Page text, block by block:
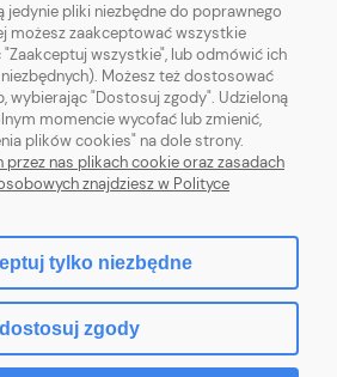
pasmanteria. Włóczki wełniane. Włóczki
ręcznie farbowane.
internetowy Shoper.pl
jedynie pliki niezbędne do poprawnego
możesz zaakceptować wszystkie
wszystkie", lub odmówić ich
Możesz też dostosować
wybierając "Dostosuj zgody". Udzieloną
momencie wycofać lub zmienić,
plików cookies" na dole strony.
przez nas plikach cookie oraz zasadach
znajdziesz w Polityce
tylko niezbędne
dostosuj zgody